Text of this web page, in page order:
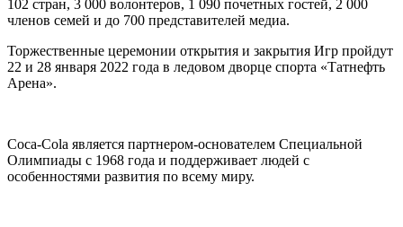
102 стран, 3 000 волонтеров, 1 090 почетных гостей, 2 000
членов семей и до 700 представителей медиа.
Торжественные церемонии открытия и закрытия Игр пройдут
22 и 28 января 2022 года в ледовом дворце спорта «Татнефть
Арена».
Coca‑Cola является партнером-основателем Специальной
Олимпиады с 1968 года и поддерживает людей с
особенностями развития по всему миру.